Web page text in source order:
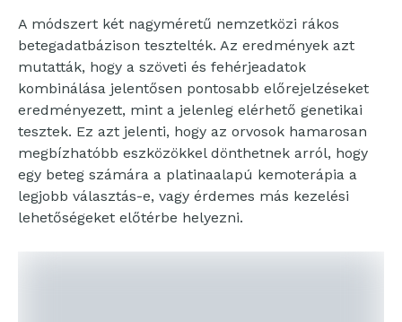
A módszert két nagyméretű nemzetközi rákos
betegadatbázison tesztelték. Az eredmények azt
mutatták, hogy a szöveti és fehérjeadatok
kombinálása jelentősen pontosabb előrejelzéseket
eredményezett, mint a jelenleg elérhető genetikai
tesztek. Ez azt jelenti, hogy az orvosok hamarosan
megbízhatóbb eszközökkel dönthetnek arról, hogy
egy beteg számára a platinaalapú kemoterápia a
legjobb választás-e, vagy érdemes más kezelési
lehetőségeket előtérbe helyezni.